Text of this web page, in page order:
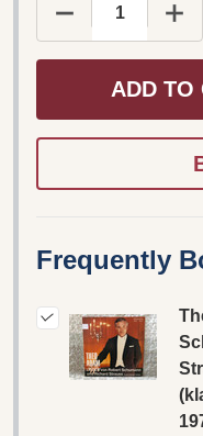
DECREASE
ADD TO
Frequently